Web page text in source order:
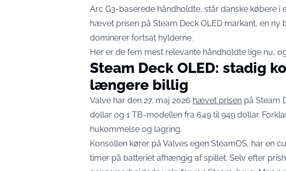
Arc G3-baserede håndholdte, står danske købere i
hævet prisen på Steam Deck OLED markant, en
dominerer fortsat hylderne.
Her er de fem mest relevante håndholdte lige nu,
Steam Deck OLED: stadig
længere billig
Valve har den 27. maj 2026 hævet prisen på Steam
dollar og 1 TB-modellen fra 649 til 949 dollar.
hukommelse og lagring.
Konsollen kører på Valves egen SteamOS, har en
timer på batteriet afhængig af spillet. Selv efter